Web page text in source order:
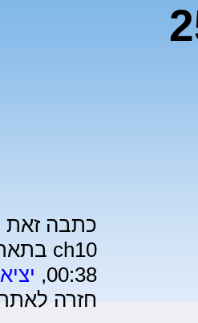
בני 25
כתבה
00:38,
חזרה